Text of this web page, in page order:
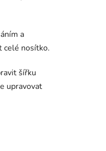
a
celé nosítko.
šířku
upravovat